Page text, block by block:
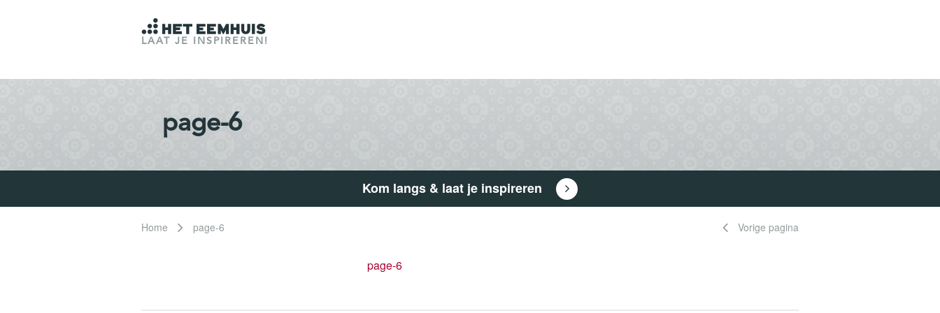
LAAT JE INSPIREREN!
page-6
Kom langs & laat je inspireren
Home page-6 Vorige pagina
page-6